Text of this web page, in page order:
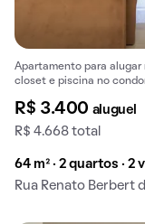
Apartamento para alugar
closet e piscina no
R$ 3.400 aluguel
R$ 4.668 total
64 m² · 2 quartos · 2
Rua Renato Berbert